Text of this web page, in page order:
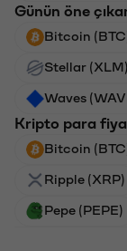
Günün öne
Bitcoin
Stellar (XLM)
Waves
Kripto para
Bitcoin
Ripple (XRP)
Pepe (PEPE)